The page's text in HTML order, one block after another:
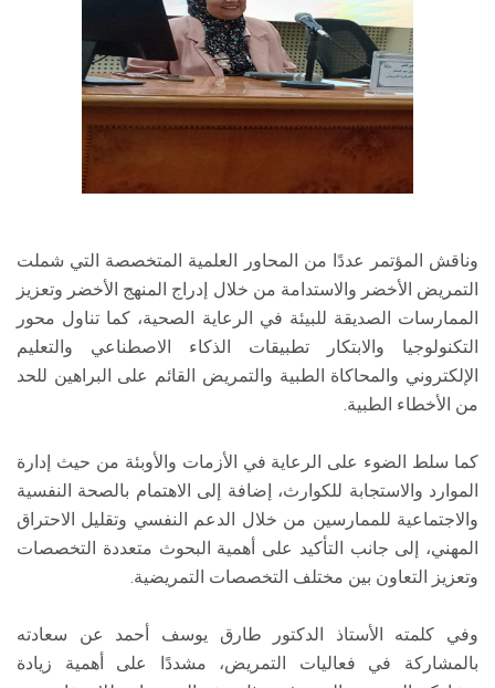
وناقش المؤتمر عددًا من المحاور العلمية المتخصصة التي شملت
التمريض الأخضر والاستدامة من خلال إدراج المنهج الأخضر وتعزيز
الممارسات الصديقة للبيئة في الرعاية الصحية، كما تناول محور
التكنولوجيا والابتكار تطبيقات الذكاء الاصطناعي والتعليم
الإلكتروني والمحاكاة الطبية والتمريض القائم على البراهين للحد
من الأخطاء الطبية.
كما سلط الضوء على الرعاية في الأزمات والأوبئة من حيث إدارة
الموارد والاستجابة للكوارث، إضافة إلى الاهتمام بالصحة النفسية
والاجتماعية للممارسين من خلال الدعم النفسي وتقليل الاحتراق
المهني، إلى جانب التأكيد على أهمية البحوث متعددة التخصصات
وتعزيز التعاون بين مختلف التخصصات التمريضية.
وفي كلمته الأستاذ الدكتور طارق يوسف أحمد عن سعادته
بالمشاركة في فعاليات التمريض، مشددًا على أهمية زيادة